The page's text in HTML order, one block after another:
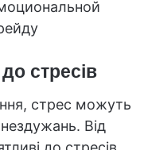
стресів
стрес можуть
Від